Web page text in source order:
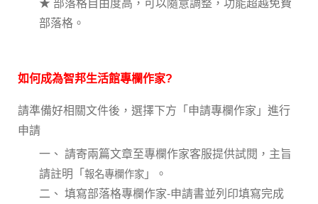
部落格。
如何成為智邦生活館專欄作家?
請準備好相關文件後 ， 選擇下方「申請專欄作家」進行
申請
一、 請寄兩篇文章至專欄作家客服提供試閱，主旨
請註明「報名專欄作家 」。
二、 填寫部落格專欄作家-申請書並列印填寫完成